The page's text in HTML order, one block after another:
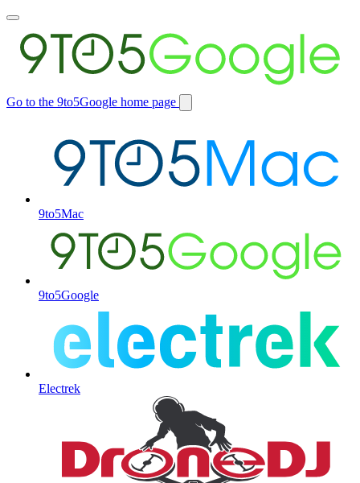
Toggle
main
menu
Go to the 9to5Google home page
Switch
9to5Mac
9to5Google
Electrek